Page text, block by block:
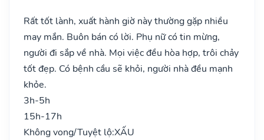
Rất tốt lành, xuất hành giờ này thường gặp nhiều
may mắn. Buôn bán có lời. Phụ nữ có tin mừng,
người đi sắp về nhà. Mọi việc đều hòa hợp, trôi chảy
tốt đẹp. Có bệnh cầu sẽ khỏi, người nhà đều mạnh
khỏe.
3h-5h
15h-17h
Không vong/Tuyệt lộ:XẤU